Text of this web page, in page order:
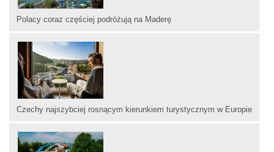
Polacy coraz częściej podróżują na Maderę
Czechy najszybciej rosnącym kierunkiem turystycznym w Europie